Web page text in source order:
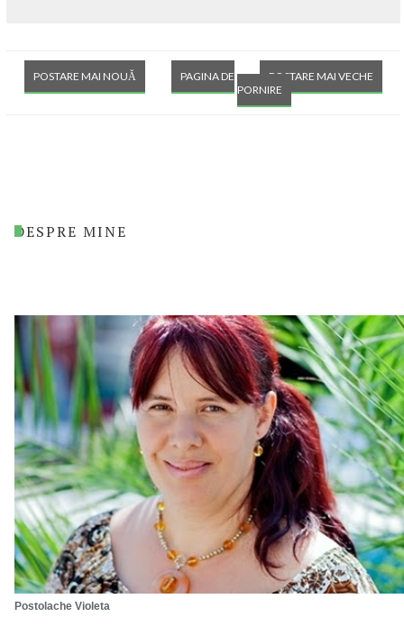
POSTARE MAI NOUĂ POSTARE MAI VECHE
PAGINA DE
PORNIRE
DESPRE MINE
Postolache Violeta